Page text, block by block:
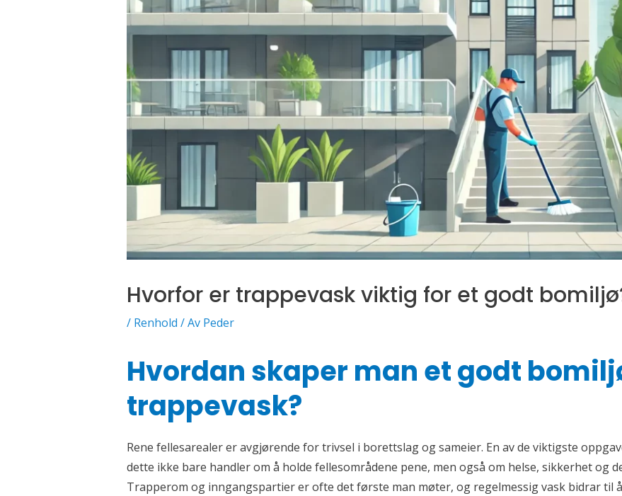
Hvorfor er trappevask viktig for et godt
/ Renhold / Av Peder
Hvordan skaper man et godt
trappevask?
Rene fellesarealer er avgjørende for trivsel i borettslag og sameier. En av de viktigste
dette ikke bare handler om å holde fellesområdene pene, men også om helse, sikkerhet og
Trapperom og inngangspartier er ofte det første man møter, og regelmessig vask bidrar til